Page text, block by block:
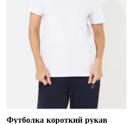
Футболка короткий рукав